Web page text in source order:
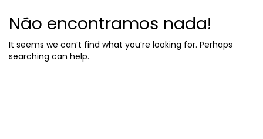
Não encontramos nada!
It seems we can’t find what you’re looking for. Perhaps
searching can help.